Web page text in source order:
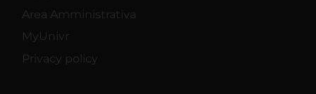
Area Amministrativa
MyUnivr
Privacy policy